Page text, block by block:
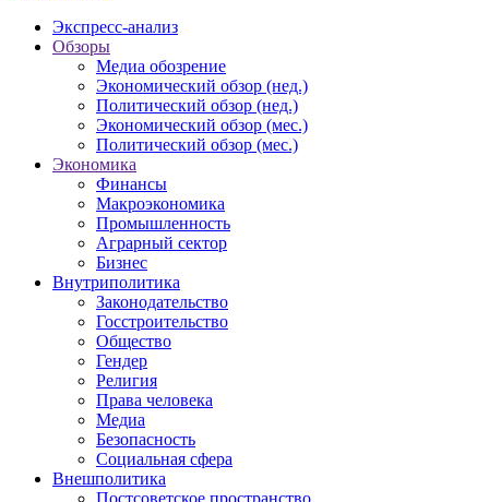
Экспресс-анализ
Обзоры
Медиа обозрение
Экономический обзор (нед.)
Политический обзор (нед.)
Экономический обзор (мес.)
Политический обзор (мес.)
Экономика
Финансы
Макроэкономика
Промышленность
Аграрный сектор
Бизнес
Внутриполитика
Законодательство
Госстроительство
Общество
Гендер
Религия
Права человека
Медиа
Безопасность
Социальная сфера
Внешполитика
Постсоветское пространство